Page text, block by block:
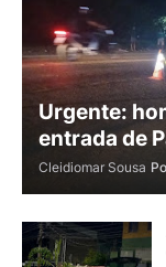
Urgente:
entrada de
Cleidiomar Sousa